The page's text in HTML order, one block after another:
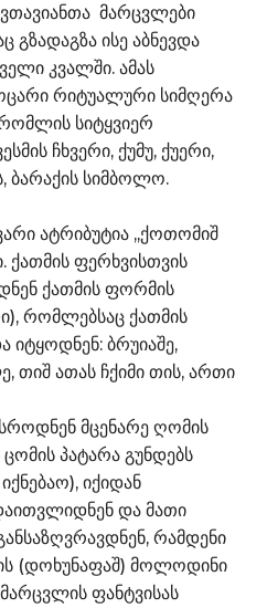
მარცვლები
გზადაგზა ისე აბნევდა
კვალში. ამას
რიტუალური სიმღერა
სიტყვიერ
ჩხვერი, ქუმუ, ქუერი,
სიმბოლო.
ატრიბუტია ,,ქოთომიშ
ქათმის ფერხვისთვის
ქათმის ფორმის
რომლებსაც ქათმის
ბრუიაშე,
თიშ ათას ჩქიმი თის, ართი
მცენარე ღომის
პატარა გუნდებს
იქიდან
და მათი
რამდენი
(დოხუნაფაშ) მოლოდინი
ფანტვისას